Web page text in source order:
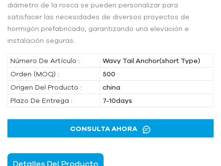
diámetro de la rosca se pueden personalizar para
satisfacer las necesidades de diversos proyectos de
hormigón prefabricado, garantizando una elevación e
instalación seguras.
Número De Artículo :
Wavy Tail Anchor(short Type)
Orden (MOQ) :
500
Origen Del Producto :
china
Plazo De Entrega :
7-10days
CONSULTA AHORA
Detalles Del Producto